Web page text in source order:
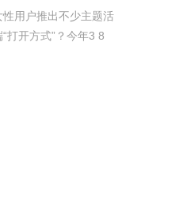
用户推出不少主题活
打开方式”？今年3 8